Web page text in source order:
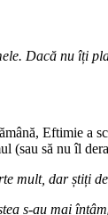
Dacă nu îți
Eftimie a
(sau să nu îl
mult, dar știți
s-au mai